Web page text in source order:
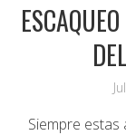
Siempre estas